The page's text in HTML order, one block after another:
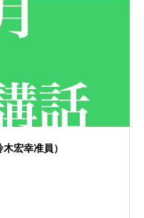
宏幸准員）